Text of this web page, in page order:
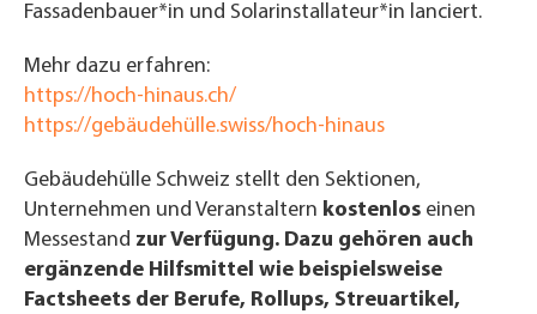
Fassadenbauer*in und Solarinstallateur*in lanciert.
Mehr dazu erfahren:
https://hoch-hinaus.ch/
https://gebäudehülle.swiss/hoch-hinaus
Gebäudehülle Schweiz stellt den Sektionen,
Unternehmen und Veranstaltern kostenlos einen
Messestand zur Verfügung. Dazu gehören auch
ergänzende Hilfsmittel wie beispielsweise
Factsheets der Berufe, Rollups, Streuartikel,